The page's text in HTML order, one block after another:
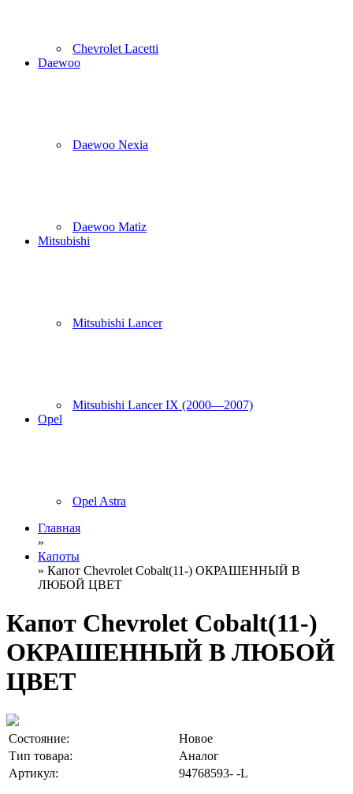
Chevrolet Lacetti
Daewoo
Daewoo Nexia
Daewoo Matiz
Mitsubishi
Mitsubishi Lancer
Mitsubishi Lancer IX (2000—2007)
Opel
Opel Astra
Главная
»
Капоты
» Капот Chevrolet Cobalt(11-) ОКРАШЕННЫЙ В
ЛЮБОЙ ЦВЕТ
Капот Chevrolet Cobalt(11-)
ОКРАШЕННЫЙ В ЛЮБОЙ
ЦВЕТ
Состояние:
Новое
Тип товара:
Аналог
Артикул:
94768593- -L